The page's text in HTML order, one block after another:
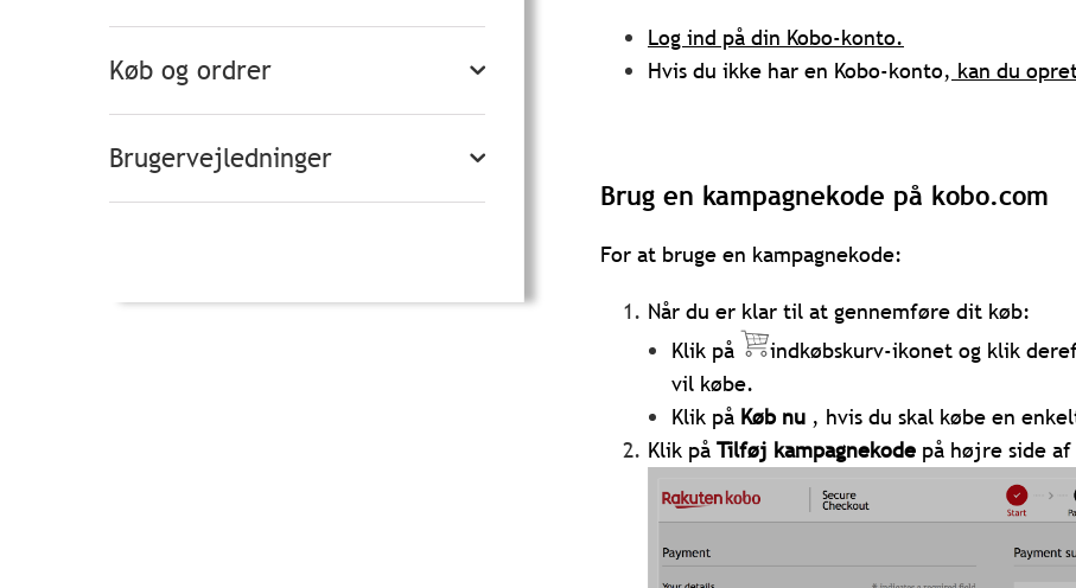
Køb og ordrer
Brugervejledninger
Log ind på din Kobo-konto.
Hvis du ikke har en Kobo-konto, kan du
Brug en kampagnekode på kobo.com
For at bruge en kampagnekode:
Når du er klar til at gennemføre dit køb:
Klik på
indkøbskurv-ikonet og klik
vil købe.
Klik på Køb nu , hvis du skal købe en
Klik på Tilføj kampagnekode på højre side